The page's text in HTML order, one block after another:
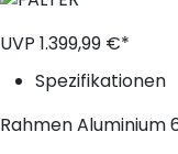
UVP 1.399,99 €*
Spezifikationen
RahmenAluminium